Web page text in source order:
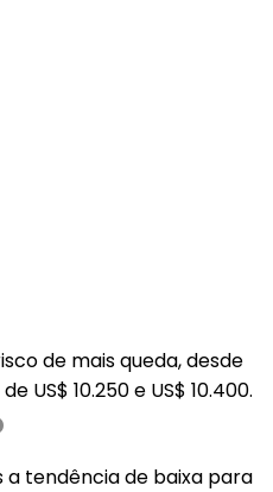
de mais queda, desde
US$ 10.250 e US$ 10.400.
a tendência de baixa para